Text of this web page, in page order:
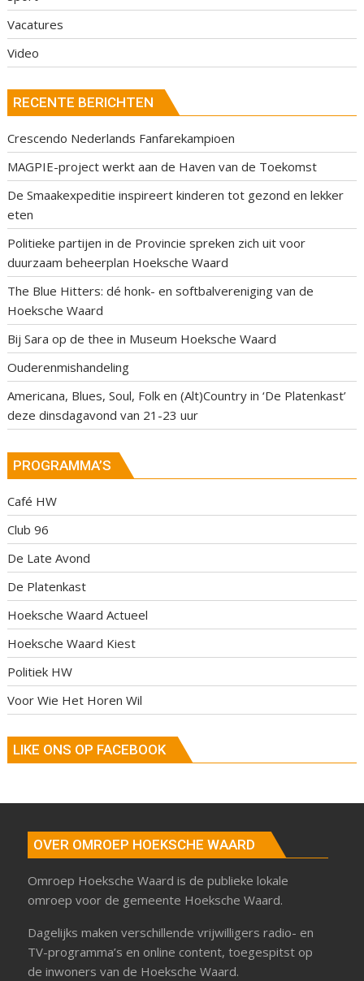
Vacatures
Video
RECENTE BERICHTEN
Crescendo Nederlands Fanfarekampioen
MAGPIE-project werkt aan de Haven van de Toekomst
De Smaakexpeditie inspireert kinderen tot gezond en lekker
eten
Politieke partijen in de Provincie spreken zich uit voor
duurzaam beheerplan Hoeksche Waard
The Blue Hitters: dé honk- en softbalvereniging van de
Hoeksche Waard
Bij Sara op de thee in Museum Hoeksche Waard
Ouderenmishandeling
Americana, Blues, Soul, Folk en (Alt)Country in ‘De Platenkast’
deze dinsdagavond van 21-23 uur
PROGRAMMA’S
Café HW
Club 96
De Late Avond
De Platenkast
Hoeksche Waard Actueel
Hoeksche Waard Kiest
Politiek HW
Voor Wie Het Horen Wil
LIKE ONS OP FACEBOOK
OVER OMROEP HOEKSCHE WAARD
Omroep Hoeksche Waard is de publieke lokale
omroep voor de gemeente Hoeksche Waard.
Dagelijks maken verschillende vrijwilligers radio- en
TV-programma’s en online content, toegespitst op
de inwoners van de Hoeksche Waard.